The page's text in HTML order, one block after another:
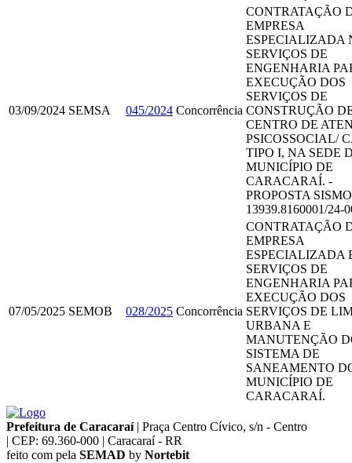
03/09/2024 SEMSA 045/2024 Concorrência
CONTRATAÇÃO
EMPRESA
ESPECIALIZADA
SERVIÇOS DE
ENGENHARIA
EXECUÇÃO DOS
SERVIÇOS DE
CONSTRUÇÃO
CENTRO DE
PSICOSSOCIAL/
TIPO I, NA SEDE
MUNICÍPIO DE
CARACARAÍ. -
PROPOSTA
13939.8160001/24-
07/05/2025 SEMOB 028/2025 Concorrência
CONTRATAÇÃO
EMPRESA
ESPECIALIZADA
SERVIÇOS DE
ENGENHARIA
EXECUÇÃO DOS
SERVIÇOS DE
URBANA E
MANUTENÇÃO
SISTEMA DE
SANEAMENTO
MUNICÍPIO DE
CARACARAÍ.
Prefeitura de Caracaraí | Praça Centro Cívico, s/n - Centro
| CEP: 69.360-000 | Caracaraí - RR
feito com pela SEMAD by Nortebit